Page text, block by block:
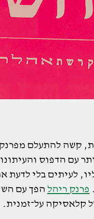
קשה להתעלם
עם הדפוס
לעיתים בלי לדעת
פרנק ריהל הפך עם
קלאסיקה על־זמנית.